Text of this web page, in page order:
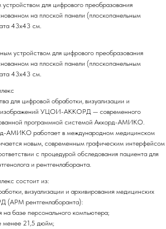
для цифрового преобразования
на плоской панели (плоскопанельным
43х43 см.
устройством для цифрового преобразования
на плоской панели (плоскопанельным
43х43 см.
для цифровой обработки, визуализации и
изображений УЦОИ-АККОРД — современного
программной системой Аккорд-АМИКО.
АМИКО работает в международном медицинском
новым, современным графическим интерфейсом
с процедурой обследования пациента для
и рентгенлаборанта.
состоит из:
визуализации и архивирования медицинских
рентгенлаборанта):
на базе персонального компьютера;
менее 21,5 дюйм;